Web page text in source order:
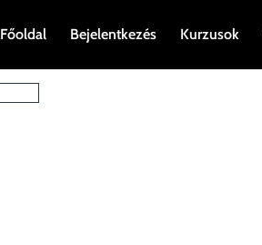
Főoldal Bejelentkezés Kurzusok